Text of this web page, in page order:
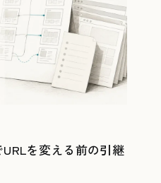
を変える前の引継